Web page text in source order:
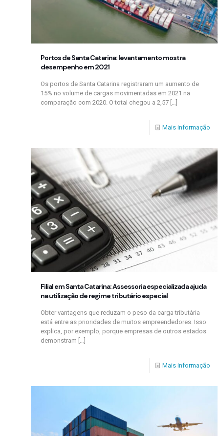
Portos de Santa Catarina: levantamento mostra
desempenho em 2021
Os portos de Santa Catarina registraram um aumento de
15% no volume de cargas movimentadas em 2021 na
comparação com 2020. O total chegou a 2,57
Mais informação
Filial em Santa Catarina: Assessoria especializada ajuda
na utilização de regime tributário especial
Obter vantagens que reduzam o peso da carga tributária
está entre as prioridades de muitos empreendedores. Isso
explica, por exemplo, porque empresas de outros estados
demonstram […]
Mais informação